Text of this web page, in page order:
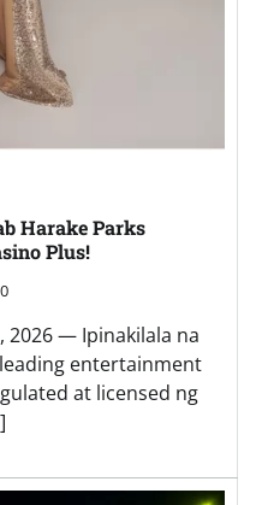
Harake Parks
Plus!
0
2026 — Ipinakilala na
entertainment
at licensed ng